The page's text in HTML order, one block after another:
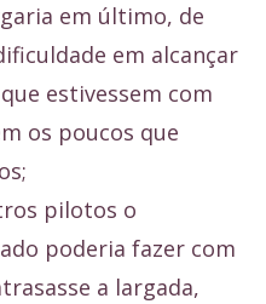
em último, de
em alcançar
estivessem com
os poucos que
pilotos o
poderia fazer com
a largada,